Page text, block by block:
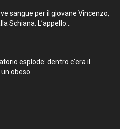
sangue per il giovane Vincenzo,
Schiana. L’appello...
esplode: dentro c’era il
obeso